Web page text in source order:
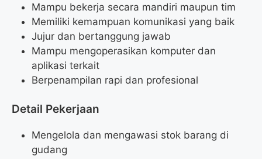
Mampu bekerja secara mandiri maupun tim
Memiliki kemampuan komunikasi yang baik
Jujur dan bertanggung jawab
Mampu mengoperasikan komputer dan
aplikasi terkait
Berpenampilan rapi dan profesional
Detail Pekerjaan
Mengelola dan mengawasi stok barang di
gudang